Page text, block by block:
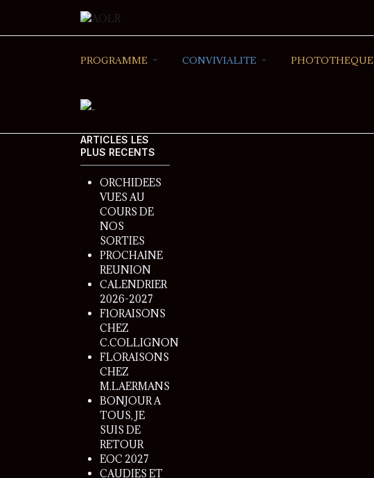
PROGRAMME CONVIVIALITE PHOTOTHEQUE
ARTICLES LES
PLUS RECENTS
ORCHIDEES
VUES AU
COURS DE
NOS
SORTIES
PROCHAINE
REUNION
CALENDRIER
2026-2027
FlORAISONS
CHEZ
C.COLLIGNON
FLORAISONS
CHEZ
M.LAERMANS
BONJOUR A
TOUS, JE
SUIS DE
RETOUR
EOC 2027
CAUDIES ET